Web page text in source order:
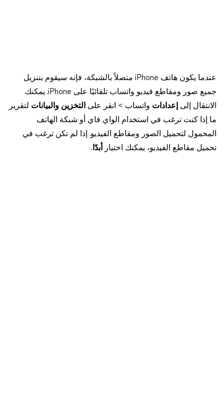
عندما يكون هاتف iPhone متصلاً بالشبكة، فإنه سيقوم بتنزيل
جميع صور ومقاطع فيديو واتساب تلقائيًا على iPhone. يمكنك
الانتقال إلى إعدادات واتساب > انقر على التخزين والبيانات لتقرير
ما إذا كنت ترغب في استخدام الواي فاي أو شبكة الهاتف
المحمول لتحميل الصور ومقاطع الفيديو. إذا لم تكن ترغب في
تحميل مقاطع الفيديو، يمكنك اختيار
أبدًا .